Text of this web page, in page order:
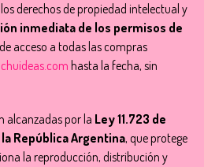
derechos de propiedad intelectual y
inmediata de los permisos de
acceso a todas las compras
hasta la fecha, sin
alcanzadas por la Ley 11.723 de
República Argentina, que protege
la reproducción, distribución y